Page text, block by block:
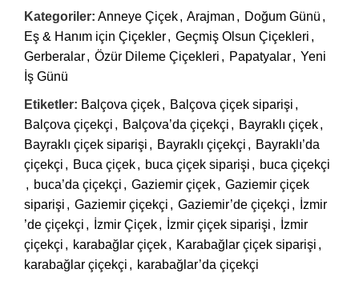
Kategoriler: Anneye Çiçek, Arajman , Doğum Günü ,
Eş & Hanım için Çiçekler, Geçmiş Olsun Çiçekleri ,
Gerberalar, Özür Dileme Çiçekleri , Papatyalar, Yeni
İş Günü
Etiketler: Balçova çiçek, Balçova çiçek siparişi ,
Balçova çiçekçi , Balçova’da çiçekçi , Bayraklı çiçek,
Bayraklı çiçek siparişi , Bayraklı çiçekçi , Bayraklı’da
çiçekçi , Buca çiçek, buca çiçek siparişi , buca çiçekçi
, buca’da çiçekçi , Gaziemir çiçek, Gaziemir çiçek
siparişi , Gaziemir çiçekçi , Gaziemir’de çiçekçi ,
İzmir
’de çiçekçi , İzmir Çiçek, İzmir çiçek siparişi ,
İzmir
çiçekçi , karabağlar çiçek, Karabağlar çiçek siparişi ,
karabağlar çiçekçi , karabağlar’da çiçekçi